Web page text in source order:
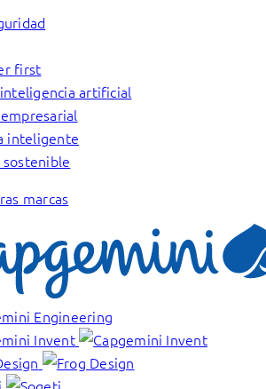
first
artificial
inteligente
marcas